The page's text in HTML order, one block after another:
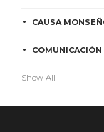
CAUSA
COMUNICACIÓN
Show All